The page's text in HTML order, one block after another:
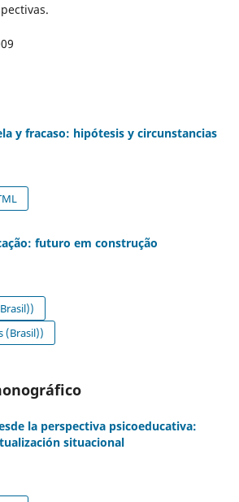
y fracaso: hipótesis y circunstancias
futuro em construção
(Brasil))
la perspectiva psicoeducativa:
situacional